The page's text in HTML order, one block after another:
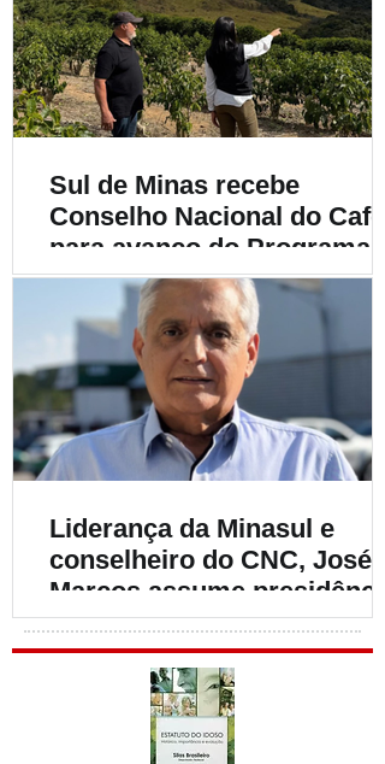
Sul de Minas recebe
Conselho Nacional do Café
para avanço do Programa
Café Produtor de Água
Liderança da Minasul e
conselheiro do CNC, José
Marcos assume presidência
do INCI